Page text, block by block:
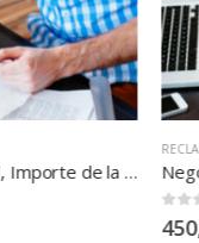
Negociación extrajudicial, Importe de la deuda pendiente … exceso hasta 250.000 euros
out of 5
450,00€